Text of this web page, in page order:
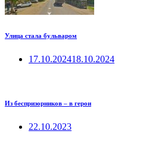
Улица стала бульваром
17.10.202418.10.2024
Из беспризорников – в герои
22.10.2023